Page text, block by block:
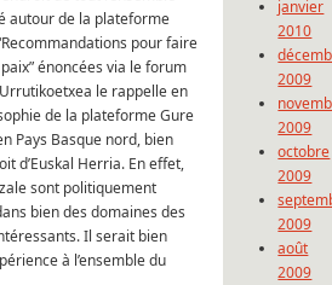
autour de la plateforme
pour faire
énoncées via le forum
le rappelle en
de la plateforme Gure
Pays Basque nord, bien
d’Euskal Herria. En effet,
sont politiquement
bien des domaines des
Il serait bien
à l’ensemble du
janvier
2010
2009
2009
octobre
2009
2009
août
2009